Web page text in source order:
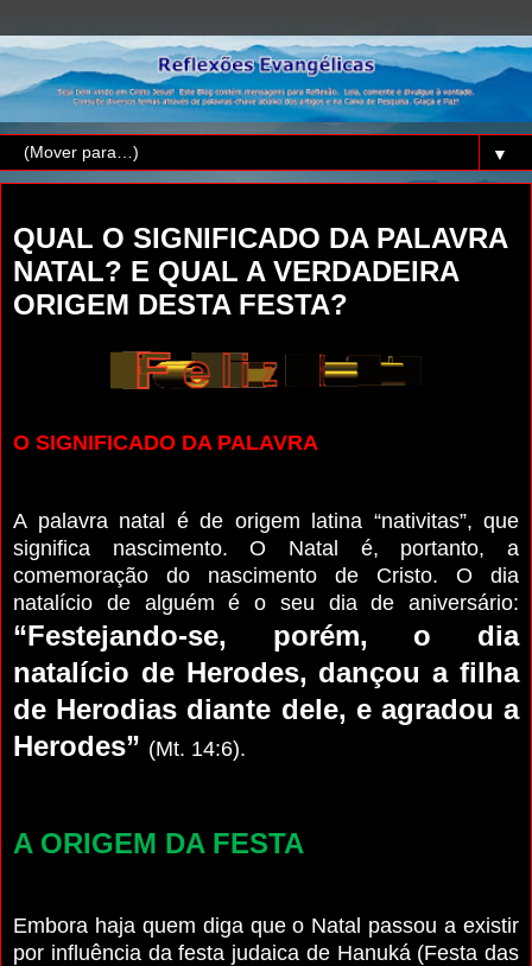
▼
QUAL O SIGNIFICADO DA PALAVRA
NATAL? E QUAL A VERDADEIRA
ORIGEM DESTA FESTA?
O SIGNIFICADO DA PALAVRA
A palavra natal é de origem latina “nativitas”, que
significa nascimento. O Natal é, portanto, a
comemoração do nascimento de Cristo. O dia
natalício de alguém é o seu dia de aniversário:
“Festejando-se, porém, o dia
natalício de Herodes, dançou a filha
de Herodias diante dele, e agradou a
Herodes” (Mt. 14:6).
A ORIGEM DA FESTA
Embora haja quem diga que o Natal passou a existir
por influência da festa judaica de Hanuká (Festa das